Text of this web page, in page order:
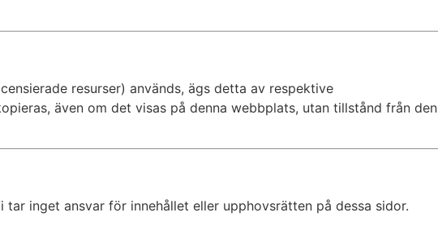
resurser) används, ägs detta av respektive
även om det visas på denna webbplats, utan tillstånd från den
inget ansvar för innehållet eller upphovsrätten på dessa sidor.